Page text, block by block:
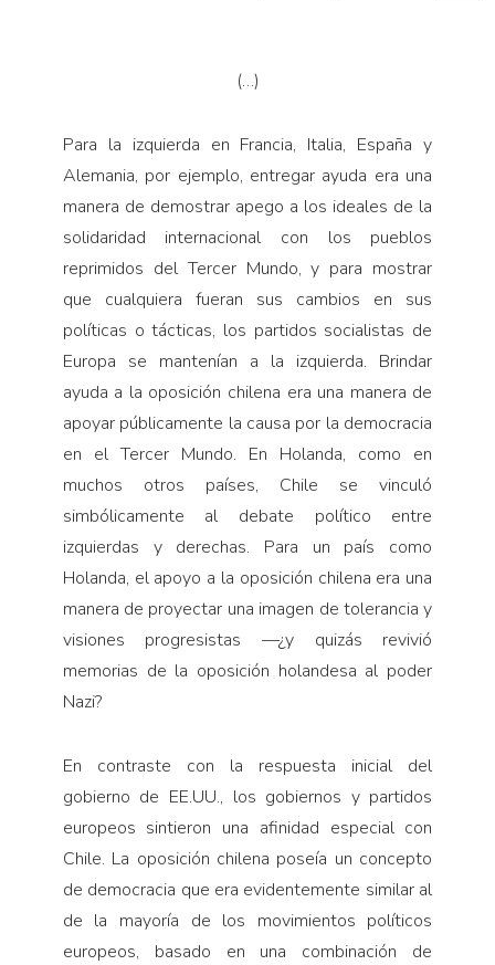
(…)
Para la izquierda en Francia, Italia, España y
Alemania, por ejemplo, entregar ayuda era una
manera de demostrar apego a los ideales de la
solidaridad internacional con los pueblos
reprimidos del Tercer Mundo, y para mostrar
que cualquiera fueran sus cambios en sus
políticas o tácticas, los partidos socialistas de
Europa se mantenían a la izquierda. Brindar
ayuda a la oposición chilena era una manera de
apoyar públicamente la causa por la democracia
en el Tercer Mundo. En Holanda, como en
muchos otros países, Chile se vinculó
simbólicamente al debate político entre
izquierdas y derechas. Para un país como
Holanda, el apoyo a la oposición chilena era una
manera de proyectar una imagen de tolerancia y
visiones progresistas —¿y quizás revivió
memorias de la oposición holandesa al poder
Nazi?
En contraste con la respuesta inicial del
gobierno de EE.UU., los gobiernos y partidos
europeos sintieron una afinidad especial con
Chile. La oposición chilena poseía un concepto
de democracia que era evidentemente similar al
de la mayoría de los movimientos políticos
europeos, basado en una combinación de